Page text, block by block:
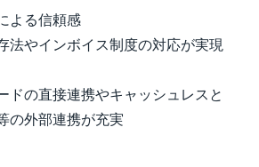
Sweden (English)
Denmark (English)
Finland (English)
Belgium (English)
よる信頼感
法やインボイス制度の対応が実現
ドの直接連携やキャッシュレスと
の外部連携が充実